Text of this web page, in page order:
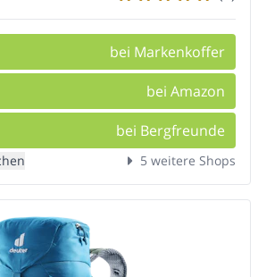
bei Markenkoffer
bei Amazon
bei Bergfreunde
5 weitere Shops